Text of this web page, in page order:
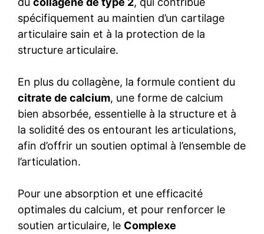
spécifiquement au maintien d’un cartilage
articulaire sain et à la protection de la
structure articulaire.
En plus du collagène, la formule contient du
citrate de calcium, une forme de calcium
bien absorbée, essentielle à la structure et à
la solidité des os entourant les articulations,
afin d’offrir un soutien optimal à l’ensemble de
l’articulation.
Pour une absorption et une efficacité
optimales du calcium, et pour renforcer le
soutien articulaire, le Complexe